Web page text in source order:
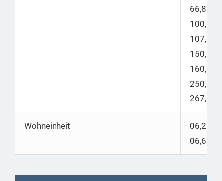
66,88
100,00
107,00
150,00
160,00
250,00
267,50
Wohneinheit
06,25 |
06,69